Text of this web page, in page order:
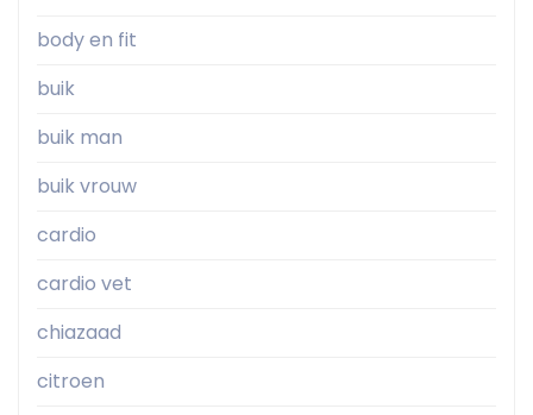
body en fit
buik
buik man
buik vrouw
cardio
cardio vet
chiazaad
citroen